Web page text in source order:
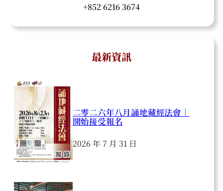
+852 6216 3674
最新資訊
二零二六年八月誦地藏經法會｜
開始接受報名
2026 年 7 月 31 日